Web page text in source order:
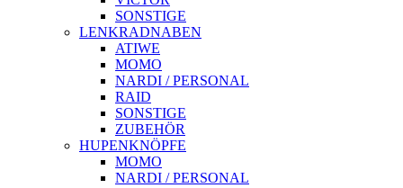
SONSTIGE
LENKRADNABEN
ATIWE
MOMO
NARDI / PERSONAL
RAID
SONSTIGE
ZUBEHÖR
HUPENKNÖPFE
MOMO
NARDI / PERSONAL